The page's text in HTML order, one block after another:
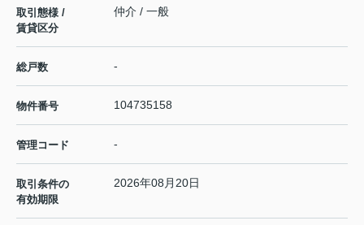
取引態様 /
賃貸区分
仲介 / 一般
総戸数 -
物件番号 104735158
管理コード -
取引条件の
有効期限
2026年08月20日